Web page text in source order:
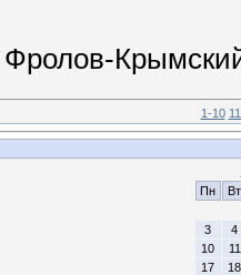
Фролов-
1-10
Пн
Вт
3
4
10
11
17
18